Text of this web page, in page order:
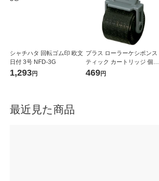
シャチハタ 回転ゴム印 欧文
日付 3号 NFD-3G
1,293円
プラス ローラーケシポンス
ティック カートリッジ 個人
情報保護スタンプ 39188
469円
最近見た商品